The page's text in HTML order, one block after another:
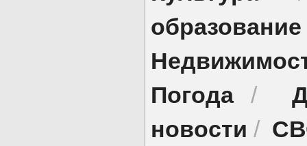
образование
Погода/
новости /